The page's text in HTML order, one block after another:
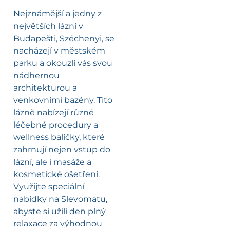
Nejznámější a jedny z
největších lázní v
Budapešti, Széchenyi, se
nacházejí v městském
parku a okouzlí vás svou
nádhernou
architekturou a
venkovními bazény. Tito
lázně nabízejí různé
léčebné procedury a
wellness balíčky, které
zahrnují nejen vstup do
lázní, ale i masáže a
kosmetické ošetření.
Využijte speciální
nabídky na Slevomatu,
abyste si užili den plný
relaxace za výhodnou